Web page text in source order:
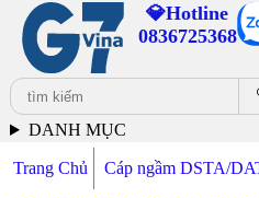
💎Hotline
0836725368
DANH MỤC
Trang Chủ Cáp ngầm DSTA/